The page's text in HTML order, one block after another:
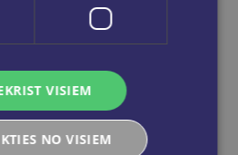
VISIEM
NO VISIEM